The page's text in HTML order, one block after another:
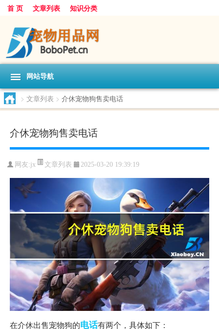
首 页 文章列表 知识分类
网站导航
> 文章列表 > 介休宠物狗售卖电话
介休宠物狗售卖电话
网友:jx 文章列表 2025-03-20 19:39:19
在介休出售宠物狗的电话有两个，具体如下：